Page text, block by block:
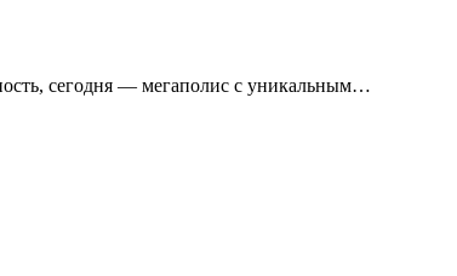
сегодня — мегаполис с уникальным…